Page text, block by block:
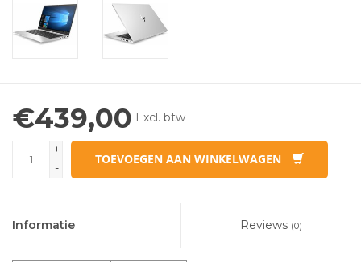
€439,00 Excl. btw
+
-
TOEVOEGEN AAN WINKELWAGEN
Informatie Reviews (0)